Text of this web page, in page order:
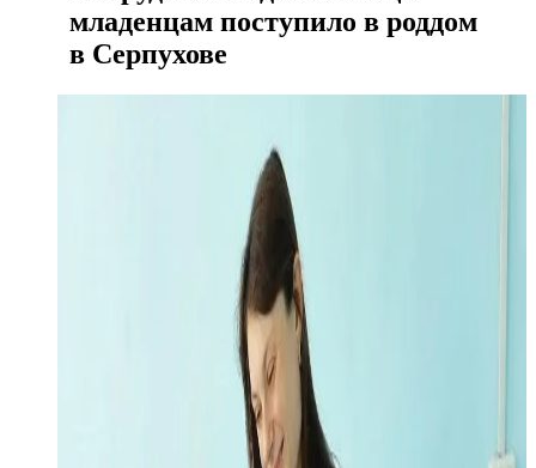
младенцам поступило в роддом
в Серпухове